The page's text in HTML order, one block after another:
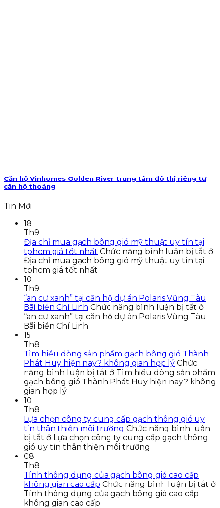
Căn hộ Vinhomes Golden River trung tâm đô thị riêng tư
căn hộ thoáng
Tin Mới
18
Th9
Địa chỉ mua gạch bông gió mỹ thuật uy tín tại
tphcm giá tốt nhất Chức năng bình luận bị tắt ở
Địa chỉ mua gạch bông gió mỹ thuật uy tín tại
tphcm giá tốt nhất
10
Th9
“an cư xanh” tại căn hộ dự án Polaris Vũng Tàu
Bãi biển Chí Linh Chức năng bình luận bị tắt ở
“an cư xanh” tại căn hộ dự án Polaris Vũng Tàu
Bãi biển Chí Linh
15
Th8
Tìm hiểu dòng sản phẩm gạch bông gió Thành
Phát Huy hiện nay? không gian hợp lý Chức
năng bình luận bị tắt ở Tìm hiểu dòng sản phẩm
gạch bông gió Thành Phát Huy hiện nay? không
gian hợp lý
10
Th8
Lựa chọn công ty cung cấp gạch thông gió uy
tín thân thiện môi trường Chức năng bình luận
bị tắt ở Lựa chọn công ty cung cấp gạch thông
gió uy tín thân thiện môi trường
08
Th8
Tính thông dụng của gạch bông gió cao cấp
không gian cao cấp Chức năng bình luận bị tắt ở
Tính thông dụng của gạch bông gió cao cấp
không gian cao cấp